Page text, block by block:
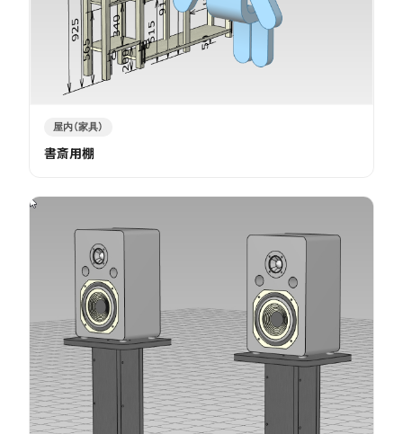
屋内（家具）
書斎用棚